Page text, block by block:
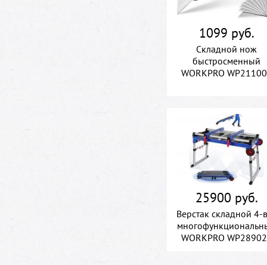
1099 руб.
Складной нож
быстросменный
WORKPRO
25900 руб.
Верстак складной 4-
WORKPRO